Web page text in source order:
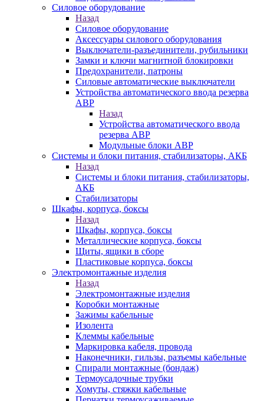
Силовое оборудование
Назад
Силовое оборудование
Аксессуары силового оборудования
Выключатели-разъединители, рубильники
Замки и ключи магнитной блокировки
Предохранители, патроны
Силовые автоматические выключатели
Устройства автоматического ввода резерва
АВР
Назад
Устройства автоматического ввода
резерва АВР
Модульные блоки АВР
Системы и блоки питания, стабилизаторы, АКБ
Назад
Системы и блоки питания, стабилизаторы,
АКБ
Стабилизаторы
Шкафы, корпуса, боксы
Назад
Шкафы, корпуса, боксы
Металлические корпуса, боксы
Щиты, ящики в сборе
Пластиковые корпуса, боксы
Электромонтажные изделия
Назад
Электромонтажные изделия
Коробки монтажные
Зажимы кабельные
Изолента
Клеммы кабельные
Маркировка кабеля, провода
Наконечники, гильзы, разъемы кабельные
Спирали монтажные (бондаж)
Термоусадочные трубки
Хомуты, стяжки кабельные